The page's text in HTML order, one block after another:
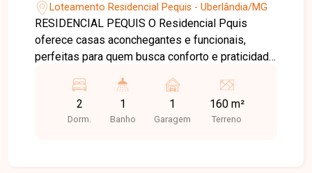
Loteamento Residencial Pequis - Uberlândia/MG
RESIDENCIAL PEQUIS O Residencial Pquis
oferece casas aconchegantes e funcionais,
perfeitas para quem busca conforto e praticidade
distribuídos, sala de estar integrada, cozinha
prática, banheiro social e área de serviço. Com
projeto inteligente, cada detalhe foi pensado para
2
Dorm.
1
Banho
1
Garagem
160 m²
Terreno